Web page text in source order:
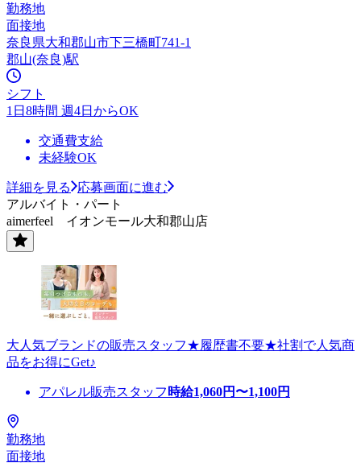
勤務地
面接地
奈良県大和郡山市下三橋町741-1
郡山(奈良)駅
シフト
1日8時間 週4日からOK
交通費支給
未経験OK
詳細を見る
応募画面に進む
アルバイト・パート
aimerfeel イオンモール大和郡山店
大人気ブランドの販売スタッフ★履歴書不要★社割で人気商
品をお得にGet♪
アパレル販売スタッフ 時給1,060円〜1,100円
勤務地
面接地